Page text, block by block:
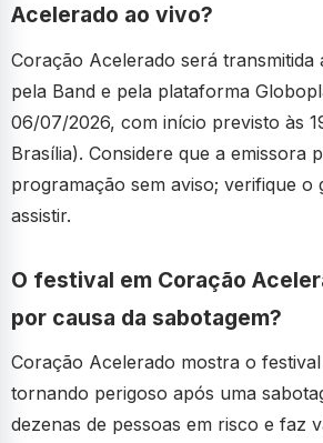
Acelerado ao vivo?
Coração Acelerado será transmitida
pela Band e pela plataforma
06/07/2026, com início previsto às
Brasília). Considere que a emissora
programação sem aviso; verifique o
assistir.
O festival em Coração
por causa da sabotagem?
Coração Acelerado mostra o
tornando perigoso após uma
dezenas de pessoas em risco e faz